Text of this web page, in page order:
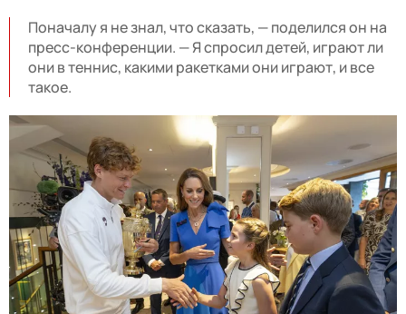
Поначалу я не знал, что сказать, — поделился он на
пресс-конференции. — Я спросил детей, играют ли
они в теннис, какими ракетками они играют, и все
такое.